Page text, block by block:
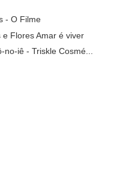
- O Filme
e Flores Amar é viver
no-iê - Triskle Cosmé...